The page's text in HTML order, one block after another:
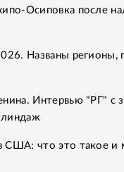
Осиповка после
Названы регионы,
Интервью "РГ" с
США: что это такое и